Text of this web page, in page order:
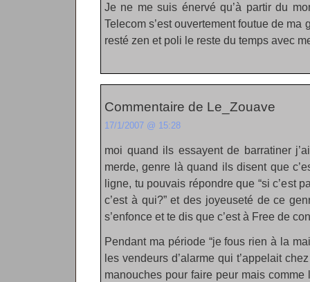
Je ne me suis énervé qu’à partir du
Telecom s’est ouvertement foutue de ma
resté zen et poli le reste du temps avec
Commentaire de Le_Zouave
17/1/2007 @ 15:28
moi quand ils essayent de barratiner
merde, genre là quand ils disent que
ligne, tu pouvais répondre que “si c’est
c’est à qui?” et des joyeuseté de ce
s’enfonce et te dis que c’est à Free de
Pendant ma période “je fous rien à la
les vendeurs d’alarme qui t’appelait
manouches pour faire peur mais